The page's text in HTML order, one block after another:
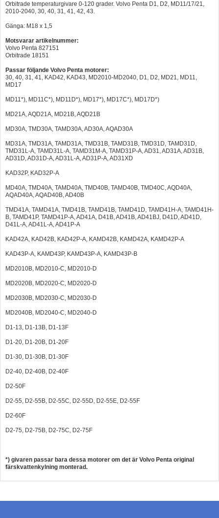
Kamasa Tools - Verktyg
Calix - Packline - Takboxar
Thule - Takboxar
Thule - Lasthållare
LAGERRENSING
Orbitrade temperaturgivare 0-120 grader. Volvo Penta D1, D2, MD11/17/21,
2010-2040, 30, 40, 31, 41, 42, 43.
Gänga: M18 x 1,5
Motsvarar artikelnummer:
Volvo Penta 827151
Orbitrade 18151
Passar följande Volvo Penta motorer:
30, 40, 31, 41, KAD42, KAD43, MD2010-MD2040, D1, D2, MD21, MD11,
MD17
MD11*), MD11C*), MD11D*), MD17*), MD17C*), MD17D*)
MD21A, AQD21A, MD21B, AQD21B
MD30A, TMD30A, TAMD30A, AD30A, AQAD30A
MD31A, TMD31A, TAMD31A, TMD31B, TAMD31B, TMD31D, TAMD31D,
TMD31L-A, TAMD31L-A, TAMD31M-A, TAMD31P-A, AD31, AD31A, AD31B,
AD31D, AD31D-A, AD31L-A, AD31P-A, AD31XD
KAD32P, KAD32P-A
MD40A, TMD40A, TAMD40A, TMD40B, TAMD40B, TMD40C, AQD40A,
AQAD40A, AQAD40B, AD40B
TMD41A, TAMD41A, TMD41B, TAMD41B, TAMD41D, TAMD41H-A, TAMD41H-
B, TAMD41P, TAMD41P-A, AD41A, D41B, AD41B, AD41BJ, D41D, AD41D,
D41L-A, AD41L-A, AD41P-A
KAD42A, KAD42B, KAD42P-A, KAMD42B, KAMD42A, KAMD42P-A
KAD43P-A, KAMD43P, KAMD43P-A, KAMD43P-B
MD2010B, MD2010-C, MD2010-D
MD2020B, MD2020-C, MD2020-D
MD2030B, MD2030-C, MD2030-D
MD2040B, MD2040-C, MD2040-D
D1-13, D1-13B, D1-13F
D1-20, D1-20B, D1-20F
D1-30, D1-30B, D1-30F
D2-40, D2-40B, D2-40F
D2-50F
D2-55, D2-55B, D2-55C, D2-55D, D2-55E, D2-55F
D2-60F
D2-75, D2-75B, D2-75C, D2-75F
*) givaren passar bara dessa motorer om det är Volvo Penta original
färskvattenkylning monterad.